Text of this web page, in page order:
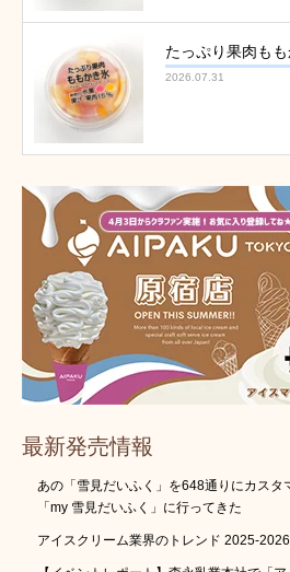
たっぷり果肉も
2026.07.31
最新発売情報
あの「雪見だいふく」を648通りにカスタ
「my 雪見だいふく」に行ってきた
アイスクリーム業界のトレンド 2025-2026